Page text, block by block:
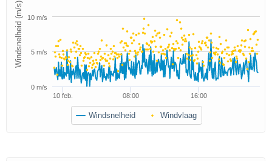
Windsnelheid (m/s)
Windsnelheid Windvlaag
10 feb. 08:00 16:00
0 m/s
5 m/s
10 m/s